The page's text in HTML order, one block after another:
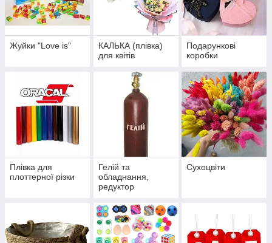
Жуйки "Love is"
КАЛЬКА (плівка)
для квітів
Подарункові
коробки
Плівка для
плоттерної різки
Гелій та
обладнання,
редуктор
Сухоцвіти